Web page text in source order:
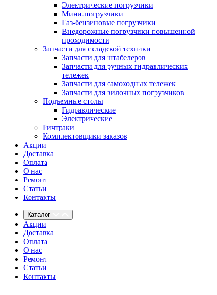
Электрические погрузчики
Мини-погрузчики
Газ-бензиновые погрузчики
Внедорожные погрузчики повышенной
проходимости
Запчасти для складской техники
Запчасти для штабелеров
Запчасти для ручных гидравлических
тележек
Запчасти для самоходных тележек
Запчасти для вилочных погрузчиков
Подъемные столы
Гидравлические
Электрические
Ричтраки
Комплектовщики заказов
Акции
Доставка
Оплата
О нас
Ремонт
Статьи
Контакты
Каталог
Акции
Доставка
Оплата
О нас
Ремонт
Статьи
Контакты